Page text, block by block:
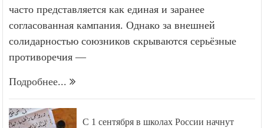
часто представляется как единая и заранее
согласованная кампания. Однако за внешней
солидарностью союзников скрываются серьёзные
противоречия —
Подробнее...
С 1 сентября в школах России начнут